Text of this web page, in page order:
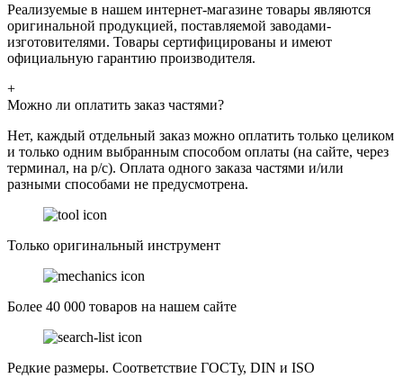
Реализуемые в нашем интернет-магазине товары являются
оригинальной продукцией, поставляемой заводами-
изготовителями. Товары сертифицированы и имеют
официальную гарантию производителя.
+
Можно ли оплатить заказ частями?
Нет, каждый отдельный заказ можно оплатить только целиком
и только одним выбранным способом оплаты (на сайте, через
терминал, на р/с). Оплата одного заказа частями и/или
разными способами не предусмотрена.
Только оригинальный инструмент
Более 40 000 товаров на нашем сайте
Редкие размеры. Соответствие ГОСТу, DIN и ISO